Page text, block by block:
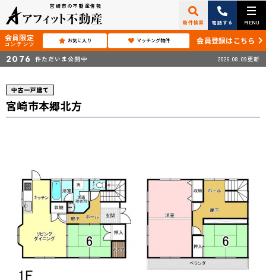
宮崎市の不動産情報
物件検索 電話する MENU
会員限定
コンテンツ お気に入り マッチング物件 会員登録はこちら
2076 件ただいま公開中 2026.08.09更新
中古一戸建て
宮崎市本郷北方